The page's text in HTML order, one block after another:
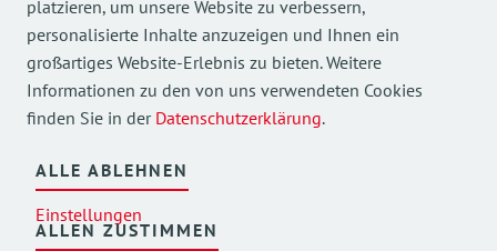
platzieren, um unsere Website zu verbessern,
personalisierte Inhalte anzuzeigen und Ihnen ein
großartiges Website-Erlebnis zu bieten. Weitere
Informationen zu den von uns verwendeten Cookies
finden Sie in der Datenschutzerklärung.
ALLE ABLEHNEN
Einstellungen
ALLEN ZUSTIMMEN
Mehr Einblicke in unsere Arbeit finden Sie auch auf
unseren Social Media Kanälen.